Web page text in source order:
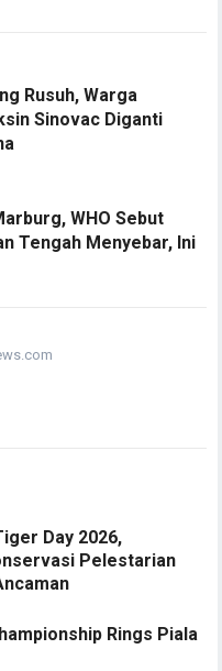
Rusuh, Warga
Sinovac Diganti
WHO Sebut
Tengah Menyebar, Ini
Day 2026,
Pelestarian
Rings Piala